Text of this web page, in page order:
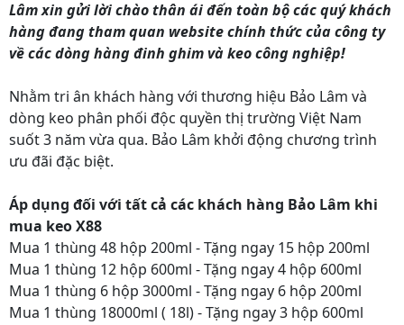
Lâm xin gửi lời chào thân ái đến toàn bộ các quý khách
hàng đang tham quan website chính thức của công ty
về các dòng hàng đinh ghim và keo công nghiệp!
Nhằm tri ân khách hàng với thương hiệu Bảo Lâm và
dòng keo phân phối độc quyền thị trường Việt Nam
suốt 3 năm vừa qua. Bảo Lâm khởi động chương trình
ưu đãi đặc biệt.
Áp dụng đối với tất cả các khách hàng Bảo Lâm khi
mua keo X88
Mua 1 thùng 48 hộp 200ml - Tặng ngay 15 hộp 200ml
Mua 1 thùng 12 hộp 600ml - Tặng ngay 4 hộp 600ml
Mua 1 thùng 6 hộp 3000ml - Tặng ngay 6 hộp 200ml
Mua 1 thùng 18000ml ( 18l) - Tặng ngay 3 hộp 600ml